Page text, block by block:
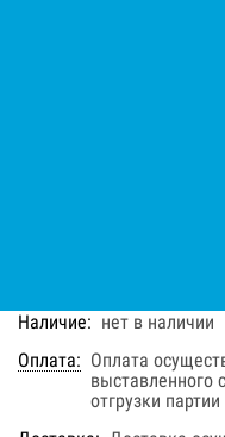
Наличие: нет в наличии
Оплата: Оплата
выставленного
отгрузки